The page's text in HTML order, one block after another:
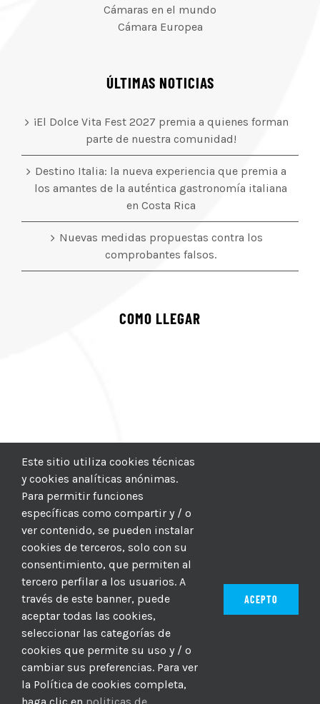
Cámaras en el mundo
Cámara Europea
ÚLTIMAS NOTICIAS
¡El Dolce Vita Fest 2027 premia a quienes forman
parte de nuestra comunidad!
Destino Italia: la nueva experiencia que premia a
los amantes de la auténtica gastronomía italiana
en Costa Rica
Nuevas medidas propuestas contra los
comprobantes falsos.
COMO LLEGAR
© 2012–2025 |CICIC| Hosting: Hosting Para PYMES
MBAGIO.COM
| Todos los derechos reservados
Este sitio utiliza cookies técnicas
y cookies analíticas anónimas.
Para permitir funciones
específicas como compartir y / o
ver contenido, se pueden instalar
cookies de terceros, solo con su
consentimiento, que permiten al
tercero perfilar a los usuarios. A
través de este banner, puede
aceptar todas las cookies,
seleccionar las categorías de
cookies que permite su uso y / o
cambiar sus preferencias. Para ver
la Política de cookies completa,
ACEPTO